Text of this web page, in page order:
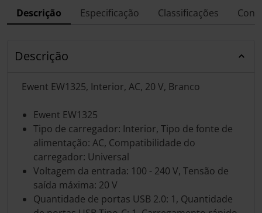
Descrição Especificação Classificações
Descrição
Ewent EW1325, Interior, AC, 20 V, Branco
Ewent EW1325
Tipo de carregador: Interior, Tipo de fonte de
alimentação: AC, Compatibilidade do
carregador: Universal
Voltagem da entrada: 100 - 240 V, Tensão de
saída máxima: 20 V
Quantidade de portas USB 2.0: 1, Quantidade